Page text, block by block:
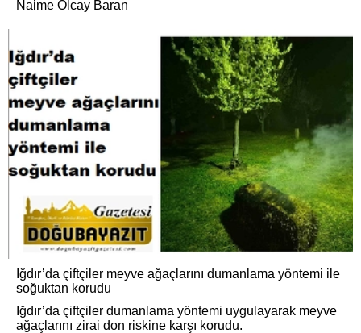
Naime Olcay Baran
Iğdır’da çiftçiler meyve ağaçlarını dumanlama yöntemi ile
soğuktan korudu
Iğdır’da çiftçiler dumanlama yöntemi uygulayarak meyve
ağaçlarını zirai don riskine karşı korudu.